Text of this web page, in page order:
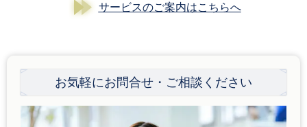
サービスのご案内はこちらへ
お気軽にお問合せ・ご相談ください